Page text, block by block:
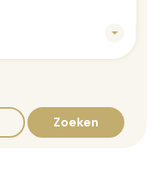
Zoeken